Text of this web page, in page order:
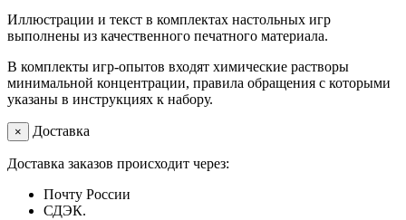
Иллюстрации и текст в комплектах настольных игр
выполнены из качественного печатного материала.
В комплекты игр-опытов входят химические растворы
минимальной концентрации, правила обращения с которыми
указаны в инструкциях к набору.
× Доставка
Доставка заказов происходит через:
Почту России
СДЭК.